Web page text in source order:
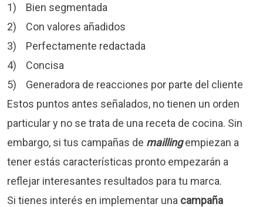
1) Bien segmentada
2) Con valores añadidos
3) Perfectamente redactada
4) Concisa
5) Generadora de reacciones por parte del cliente
Estos puntos antes señalados, no tienen un orden
particular y no se trata de una receta de cocina. Sin
embargo, si tus campañas de maillingempiezan a
tener estás características pronto empezarán a
reflejar interesantes resultados para tu marca.
Si tienes interés en implementar una campaña